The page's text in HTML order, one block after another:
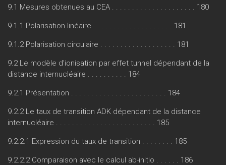
9.1 Mesures obtenues au CEA . . . . . . . . . . . . . . . . . . . . . 180
9.1.1 Polarisation linéaire . . . . . . . . . . . . . . . . . . . . 181
9.1.2 Polarisation circulaire . . . . . . . . . . . . . . . . . . . 181
9.2 Le modèle d’ionisation par effet tunnel dépendant de la
distance internucléaire . . . . . . . . . . 184
9.2.1 Présentation . . . . . . . . . . . . . . . . . . . . . . . . 184
9.2.2 Le taux de transition ADK dépendant de la distance
internucléaire . . . . . . . . . . . . . . . . . . . . . . . . . 185
9.2.2.1 Expression du taux de transition . . . . . . . . 185
9.2.2.2 Comparaison avec le calcul ab-initio . . . . . . 186